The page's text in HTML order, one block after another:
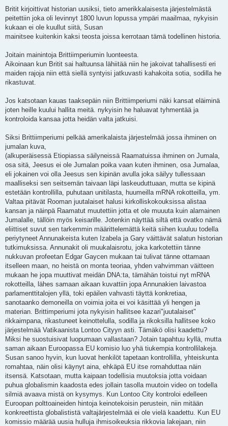
Britit kirjoittivat historian uusiksi, tieto amerikkalaisesta järjestelmästä
peitettiin joka oli levinnyt 1800 luvun lopussa ympäri maailmaa, nykyisin
kukaan ei ole kuullut siitä, Susan
mainitsee kuitenkin kaksi teosta joissa kerrotaan tämä todellinen historia.
Joitain mainintoja Brittiimperiumin luonteesta.
Aikoinaan kun Britit sai haltuunsa lähiitää niin he jakoivat tahallisesti eri
maiden rajoja niin että siellä syntyisi jatkuvasti kahakoita sotia, sodilla he
rikastuvat.
Jos katsotaan kauas taaksepäin niin Brittiimperiumi näki kansat eläiminä
joten heille kuului hallita meitä. nykyisin he haluavat tyhmentää ja
kontroloida kansaa jotta heidän valta jatkuisi.
Siksi Brittiimperiumi pelkää amerikalaista järjestelmää jossa ihminen on
jumalan kuva,
(alkuperäisessä Etiopiassa säilyneissä Raamatuissa ihminen on Jumala,
osa sitä, Jeesus ei ole Jumalan poika vaan kuten ihminen, osa Jumalaa,
eli jokainen voi olla Jeesus sen kipinän avulla joka säilyy tullessaan
maalliseksi sen seitsemän taivaan läpi laskeuduttuaan, mutta se kipinä
estetään kontrollilla, puhutaan unitilasta, huumeilla mRNA rokotteilla, ym.
Valtaa pitävät Rooman juutalaiset halusi kirkolliskokouksissa alistaa
kansan ja näinpä Raamatut muutettiin jotta et ole muuuta kuin alamainen
Jumalalle, tällöin myös keisarille. Jotenkin näyttää siltä että ovatko nämä
eliittiset suvut sen tarkemmin määrittelemättä keitä siihen kuuluu todella
periytyneet Annunakeista kuten Izabela ja Gary väittävät salatun historian
tutkimuksissa. Annunakit oli muukalaisrotu, joka karkotettiin tänne
nukkuvan profeetan Edgar Gaycen mukaan tai tulivat tänne ottamaan
itselleen maan, no heistä on monta teoriaa, yhden vahvimman väitteen
mukaan he jopa muuttivat meidän DNA:ta, tämähän toistui nyt mRNA
rokotteilla, lähes samaan aikaan kuvattiin jopa Annunakien laivastoa
parlamenttitalojen yllä, toki epäilen vahvasti täyttä konkretiaa,
sanotaanko demoneilla on voimia joita ei voi käsittää yli hengen ja
materian. Brittimperiumi jota nykyisin hallitsee kazari"juutalaiset"
rikkaimpana, rikastuneet keinottelulla, sodilla ja rikoksilla hallitsee koko
järjestelmää Vatikaanista Lontoo Cityyn asti. Tämäkö olisi kaadettu?
Miksi he suostuisivat luopumaan vallastaan? Jotain tapahtuu kyllä, mutta
saman aikaan Euroopassa EU komisio luo yhä tiukempia kontrollilakeja.
Susan sanoo hyvin, kun luovat henkilöt tapetaan kontrollilla, yhteiskunta
romahtaa, näin olisi käynyt aina, ehkäpä EU itse romahduttaa näin
itsensä. Katsotaan, mutta kaipaan todellisia muutoksia jotta voidaan
puhua globalismin kaadosta edes jollain tasolla muutoin video on todella
silmiä avaava mistä on kysymys. Kun Lontoo City kontroloi edelleen
Euroopan polttoaineiden hintoja keinotekoisin perustein, niin mitään
konkreettista globalististä valtajärjestelmää ei ole vielä kaadettu. Kun EU
komissio määrää uusia hulluja ihmisoikeuksia rikkovia lakejaan, niin